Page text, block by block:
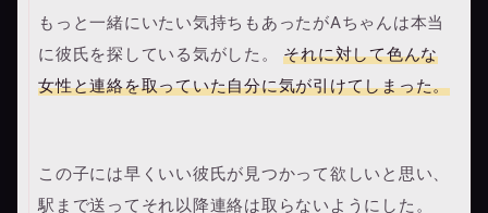
もっと一緒にいたい気持ちもあったがAちゃんは本当
に彼氏を探している気がした。それに対して色んな
女性と連絡を取っていた自分に気が引けてしまった。
この子には早くいい彼氏が見つかって欲しいと思い、
駅まで送ってそれ以降連絡は取らないようにした。